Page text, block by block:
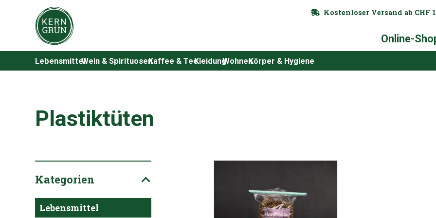
Kostenloser Versand ab CHF
Online-
LebensmittelWein & SpirituosenKaffee & TeeKleidungWohnenKörper & Hygiene
Plastiktüten
Kategorien
Lebensmittel